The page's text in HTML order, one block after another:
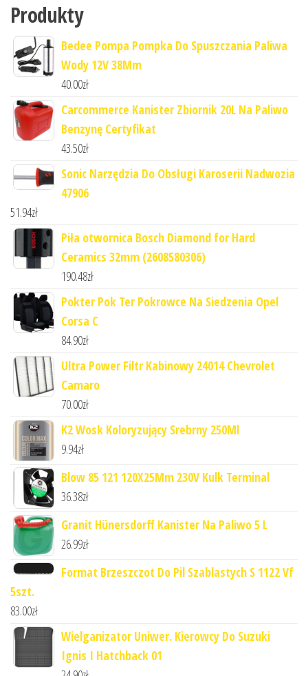
Produkty
Bedee Pompa Pompka Do Spuszczania Paliwa
Wody 12V 38Mm
40.00zł
Carcommerce Kanister Zbiornik 20L Na Paliwo
Benzynę Certyfikat
43.50zł
Sonic Narzędzia Do Obsługi Karoserii Nadwozia
47906
51.94zł
Piła otwornica Bosch Diamond for Hard
Ceramics 32mm (2608580306)
190.48zł
Pokter Pok Ter Pokrowce Na Siedzenia Opel
Corsa C
84.90zł
Ultra Power Filtr Kabinowy 24014 Chevrolet
Camaro
70.00zł
K2 Wosk Koloryzujący Srebrny 250Ml
9.94zł
Blow 85 121 120X25Mm 230V Kulk Terminal
36.38zł
Granit Hünersdorff Kanister Na Paliwo 5 L
26.99zł
Format Brzeszczot Do Pil Szablastych S 1122 Vf
5szt.
83.00zł
Wielganizator Uniwer. Kierowcy Do Suzuki
Ignis I Hatchback 01